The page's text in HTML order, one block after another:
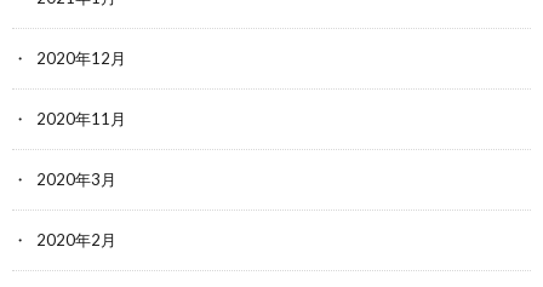
2020年12月
2020年11月
2020年3月
2020年2月